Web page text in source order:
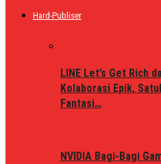
Hard-Publiser
LINE Let’s Get Rich
Kolaborasi Epik,
Fantasi…
NVIDIA Bagi-Bagi